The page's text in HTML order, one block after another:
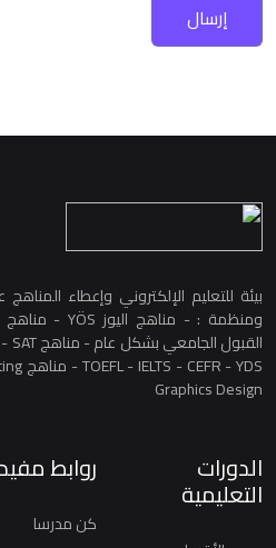
إرسال
بيئة للتعليم الإلكتروني وإعطاء المناهج
Graphics Design
الدورات
التعليمية
روابط
كن مدرسا